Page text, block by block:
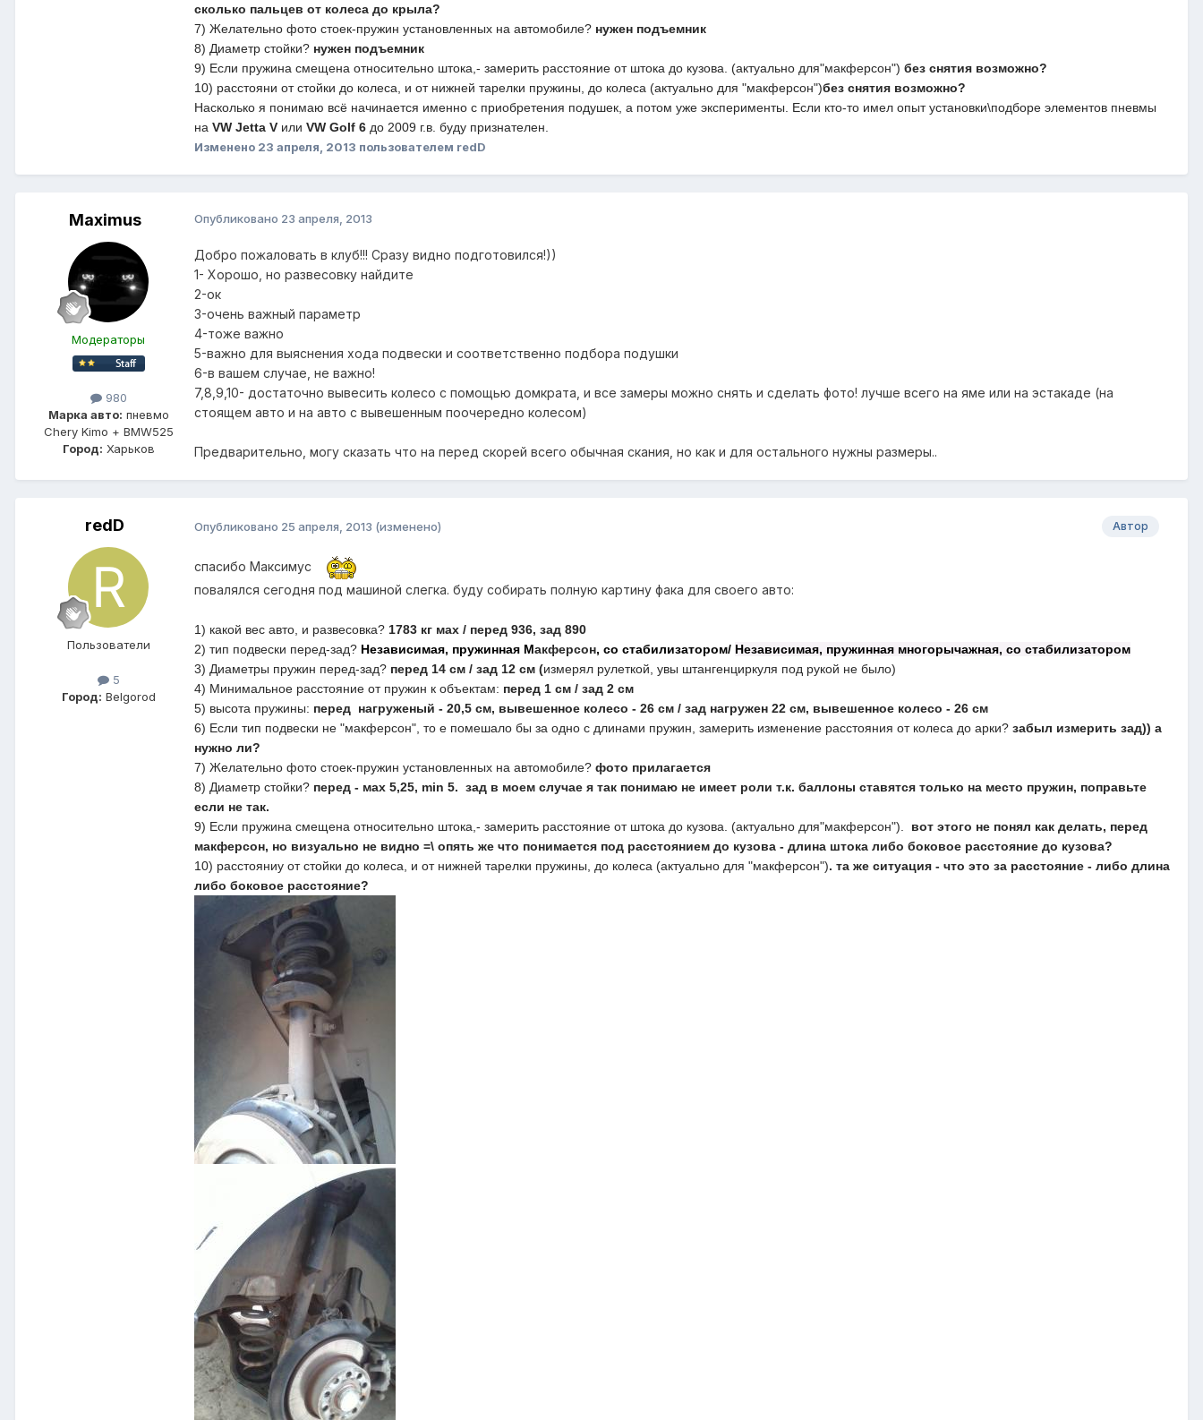
сколько пальцев от колеса до крыла?
7) Желательно фото стоек-пружин установленных на автомобиле? нужен подъемник
8) Диаметр стойки? нужен подъемник
9) Если пружина смещена относительно штока,- замерить расстояние от штока до кузова. (актуально для"макферсон") без снятия возможно?
10) расстояни от стойки до колеса, и от нижней тарелки пружины, до колеса (актуально для "макферсон")без снятия возможно?
Насколько я понимаю всё начинается именно с приобретения подушек, а потом уже эксперименты. Если кто-то имел опыт установки\подборе элементов пневмы
на VW Jetta V или VW Golf 6 до 2009 г.в. буду признателен.
Изменено 23 апреля, 2013 пользователем redD
Maximus
Модераторы
980
Марка авто: пневмо
Chery Kimo + BMW525
Город: Харьков
Опубликовано 23 апреля, 2013
Добро пожаловать в клуб!!! Сразу видно подготовился!))
1- Хорошо, но развесовку найдите
2-ок
3-очень важный параметр
4-тоже важно
5-важно для выяснения хода подвески и соответственно подбора подушки
6-в вашем случае, не важно!
7,8,9,10- достаточно вывесить колесо с помощью домкрата, и все замеры можно снять и сделать фото! лучше всего на яме или на эстакаде (на
стоящем авто и на авто с вывешенным поочередно колесом)
Предварительно, могу сказать что на перед скорей всего обычная скания, но как и для остального нужны размеры..
redD
Пользователи
5
Город: Belgorod
Автор
Опубликовано 25 апреля, 2013 (изменено)
спасибо Максимус
повалялся сегодня под машиной слегка. буду собирать полную картину фака для своего авто:
1) какой вес авто, и развесовка? 1783 кг мах / перед 936, зад 890
2) тип подвески перед-зад? Независимая, пружинная Макферсон, со стабилизатором/ Независимая, пружинная многорычажная, со стабилизатором
3) Диаметры пружин перед-зад? перед 14 см / зад 12 см (измерял рулеткой, увы штангенциркуля под рукой не было)
4) Минимальное расстояние от пружин к объектам: перед 1 см / зад 2 см
5) высота пружины: перед нагруженый - 20,5 см, вывешенное колесо - 26 см / зад нагружен 22 см, вывешенное колесо - 26 см
6) Если тип подвески не "макферсон", то е помешало бы за одно с длинами пружин, замерить изменение расстояния от колеса до арки? забыл измерить зад)) а
нужно ли?
7) Желательно фото стоек-пружин установленных на автомобиле? фото прилагается
8) Диаметр стойки? перед - мах 5,25, min 5. зад в моем случае я так понимаю не имеет роли т.к. баллоны ставятся только на место пружин, поправьте
если не так.
9) Если пружина смещена относительно штока,- замерить расстояние от штока до кузова. (актуально для"макферсон").
вот этого не понял как делать, перед
макферсон, но визуально не видно =\ опять же что понимается под расстоянием до кузова - длина штока либо боковое расстояние до кузова?
10) расстояниу от стойки до колеса, и от нижней тарелки пружины, до колеса (актуально для "макферсон"). та же ситуация - что это за расстояние - либо длина
либо боковое расстояние?